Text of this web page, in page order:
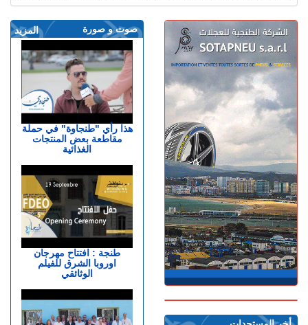
المزيد صوت و صورة
هذا رأي "طنجاوة" في حملة
مقاطعة بعض المنتجات
الغذائية
طنجة : افتتاح مهرجان
اوروبا الشرق للفيلم
الوثائقي